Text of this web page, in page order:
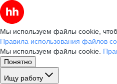
Мы используем файлы cookie,
Правила использования файлов
Мы используем файлы cookie.
Понятно
Ищу работу